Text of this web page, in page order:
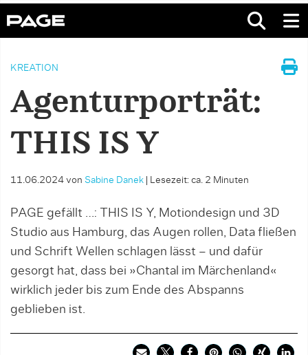
KREATION
Agenturporträt:
THIS IS Y
11.06.2024 von Sabine Danek Lesezeit: ca. 2 Minuten
PAGE gefällt …: THIS IS Y, Motiondesign und 3D
Studio aus Hamburg, das Augen rollen, Data fließen
und Schrift Wellen schlagen lässt – und dafür
gesorgt hat, dass bei »Chantal im Märchenland«
wirklich jeder bis zum Ende des Abspanns
geblieben ist.